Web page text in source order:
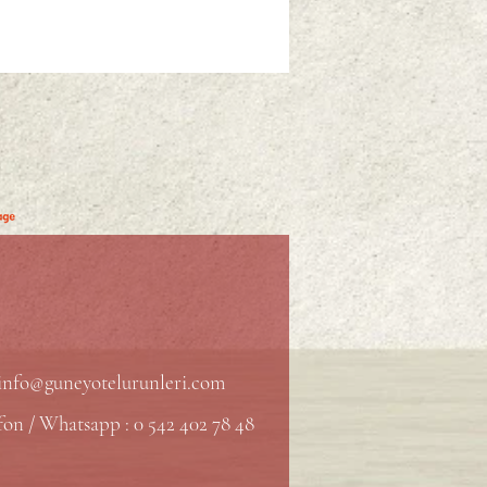
/ Whatsapp : 0 542 402 78 48